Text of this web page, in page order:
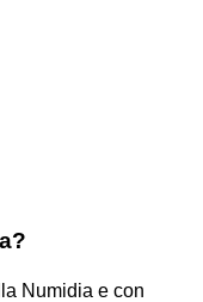
Numidia e con